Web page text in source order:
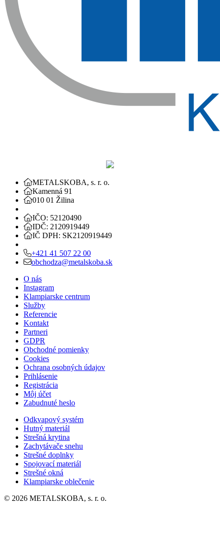
METALSKOBA, s. r. o.
Kamenná 91
010 01 Žilina
IČO: 52120490
IDČ: 2120919449
IČ DPH: SK2120919449
+421 41 507 22 00
obchodza@metalskoba.sk
O nás
Instagram
Klampiarske centrum
Služby
Referencie
Kontakt
Partneri
GDPR
Obchodné pomienky
Cookies
Ochrana osobných údajov
Prihlásenie
Registrácia
Môj účet
Zabudnuté heslo
Odkvapový systém
Hutný materiál
Strešná krytina
Zachytávače snehu
Strešné doplnky
Spojovací materiál
Strešné okná
Klampiarske oblečenie
© 2026 METALSKOBA, s. r. o.